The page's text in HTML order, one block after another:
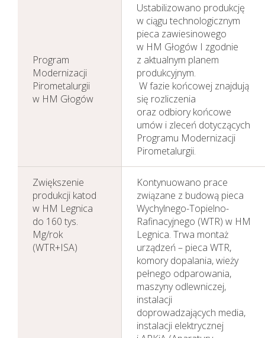
Program
Modernizacji
Pirometalurgii
w HM Głogów
Ustabilizowano produkcję
w ciągu technologicznym
pieca zawiesinowego
w HM Głogów I zgodnie
z aktualnym planem
produkcyjnym.
W fazie końcowej znajdują
się rozliczenia
oraz odbiory końcowe
umów i zleceń dotyczących
Programu Modernizacji
Pirometalurgii.
Zwiększenie
produkcji katod
w HM Legnica
do 160 tys.
Mg/rok
(WTR+ISA)
Kontynuowano prace
związane z budową pieca
Wychylnego-Topielno-
Rafinacyjnego (WTR) w HM
Legnica. Trwa montaż
urządzeń – pieca WTR,
komory dopalania, wieży
pełnego odparowania,
maszyny odlewniczej,
instalacji
doprowadzających media,
instalacji elektrycznej